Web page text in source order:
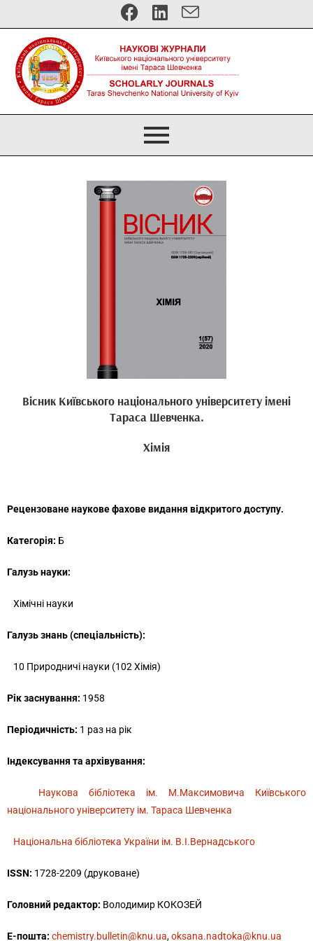
Вісник Київського національного університету імені
Тараса Шевченка.
Хімія
Рецензоване наукове фахове видання відкритого доступу.
Категорія: Б
Галузь науки:
Хімічні науки
Галузь знань (спеціальність):
10 Природничі науки (102 Хімія)
Рік заснування: 1958
Періодичність: 1 раз на рік
Індексування та архівування:
Наукова бібліотека ім. М.Максимовича Київського
національного університету ім. Тараса Шевченка
Національна бібліотека України ім. В.І.Вернадського
ISSN: 1728-2209 (друковане)
Головний редактор: Володимир КОКОЗЕЙ
E-пошта: chemistry.bulletin@knu.ua,oksana.nadtoka@knu.ua